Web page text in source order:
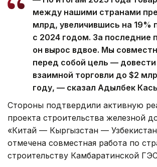
между нашими странами
млрд, увеличившись на 19%
с 2024 годом. За последние
он вырос вдвое. Мы
перед собой цель —
взаимной торговли до $2
году, — сказал Адылбек
Стороны подтвердили активную
проекта строительства железной
«Китай — Кыргызстан —
отмечена совместная работа по
строительству Камбаратинской